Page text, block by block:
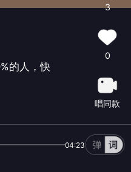
的人，快
3
0
唱同款
04:23